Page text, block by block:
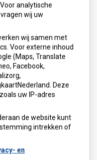
mogen voorschrijven,
ziekte meer: aantal
zonder
Utrecht vanwege
bacterie kan baby’s
analytische
wij uw
wij samen met
Voor externe inhoud
(Maps, Translate
Facebook,
Deze
uw IP-adres
de website kunt
intrekken of
en